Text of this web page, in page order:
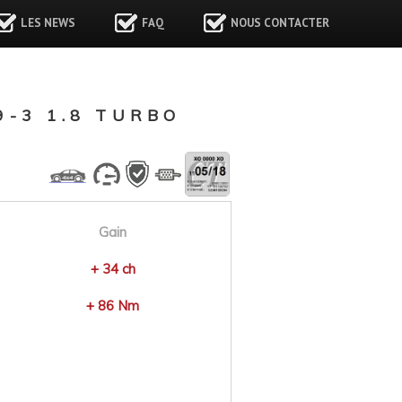
LES NEWS FAQ NOUS CONTACTER
3 1.8 TURBO
Gain
+ 34 ch
+ 86 Nm